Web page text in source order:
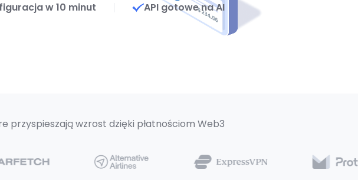
w 10 minut API gotowe na AI
przyspieszają wzrost dzięki płatnościom Web3